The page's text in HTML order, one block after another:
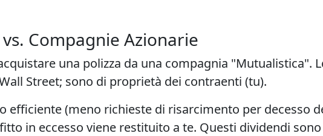
Compagnie Azionarie
una polizza da una compagnia "Mutualistica".
Street; sono di proprietà dei contraenti (tu).
efficiente (meno richieste di risarcimento per decesso
in eccesso viene restituito a te. Questi dividendi